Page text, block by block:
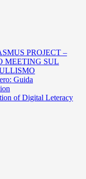
PROJECT –
MEETING SUL
Guida
of Digital Leteracy